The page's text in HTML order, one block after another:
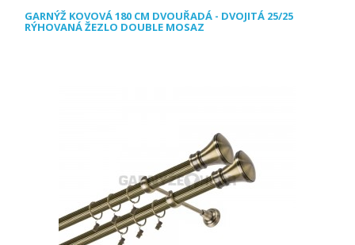
GARNÝŽ KOVOVÁ 180 CM DVOUŘADÁ - DVOJITÁ 25/25
RÝHOVANÁ ŽEZLO DOUBLE MOSAZ